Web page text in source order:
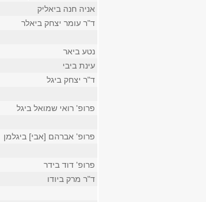
אניה חנה ביאליק
ד"ר עומר יצחק ביאלר
נטע ביאר
עינת ביבי
ד"ר יצחק ביגל
פרופ' רואי שמואל ביגל
פרופ' אברהם [אבי] ביגלמן
פרופ' דוד בידר
ד"ר מרק ביודו